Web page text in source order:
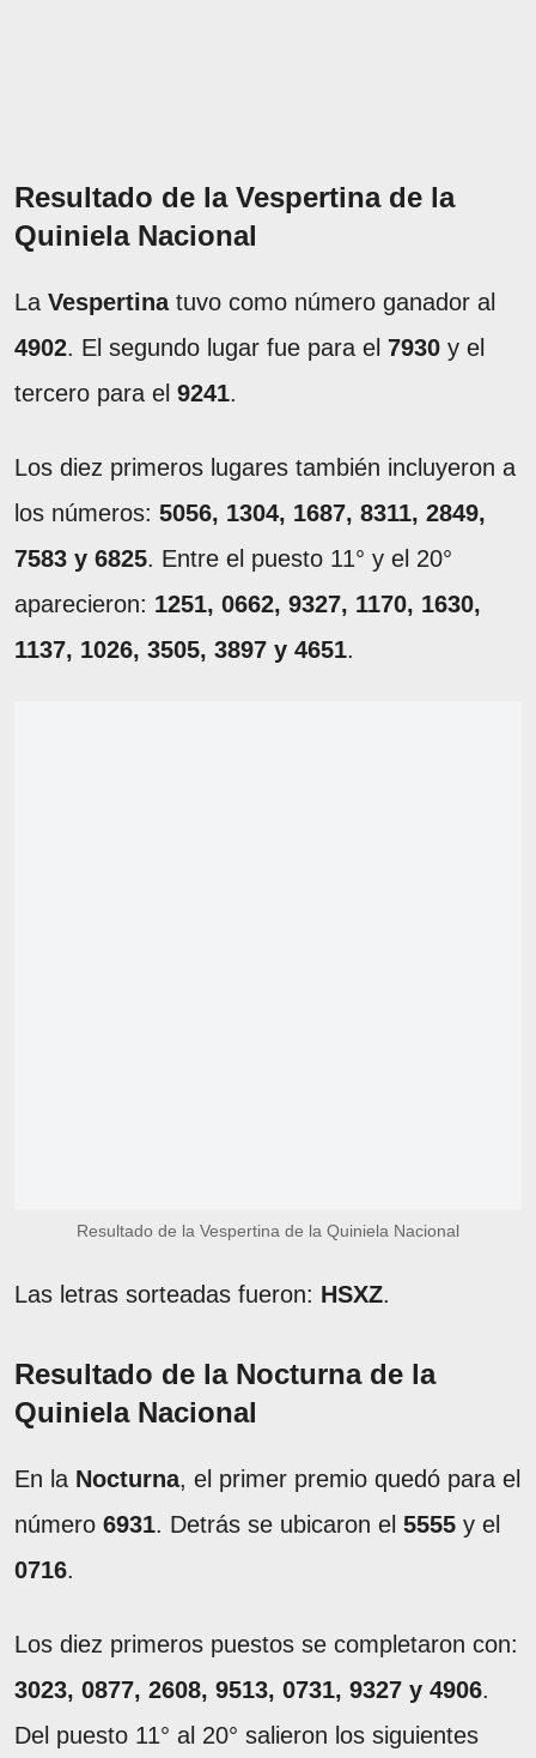
Resultado de la Vespertina de la
Quiniela Nacional
La Vespertinatuvo como número ganador al
4902. El segundo lugar fue para el 7930 y el
tercero para el 9241.
Los diez primeros lugares también incluyeron a
los números: 5056, 1304, 1687, 8311, 2849,
7583 y 6825. Entre el puesto 11° y el 20°
aparecieron: 1251, 0662, 9327, 1170, 1630,
1137, 1026, 3505, 3897 y 4651.
Resultado de la Vespertina de la Quiniela Nacional
Las letras sorteadas fueron: HSXZ.
Resultado de la Nocturna de la
Quiniela Nacional
En la Nocturna, el primer premio quedó para el
número 6931. Detrás se ubicaron el 5555 y el
0716.
Los diez primeros puestos se completaron con:
3023, 0877, 2608, 9513, 0731, 9327 y 4906.
Del puesto 11° al 20° salieron los siguientes